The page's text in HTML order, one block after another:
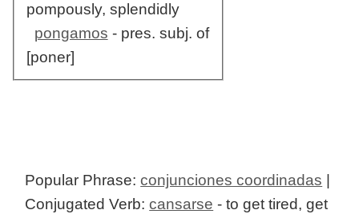
pompously, splendidly
pongamos - pres. subj. of
[poner]
Popular Phrase:conjunciones coordinadas
Conjugated Verb:cansarse - to get tired, get